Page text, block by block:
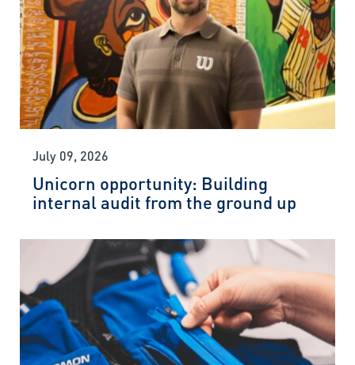
July 09, 2026
Unicorn opportunity: Building
internal audit from the ground up